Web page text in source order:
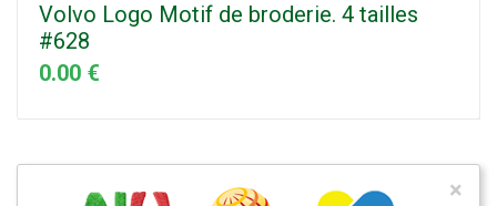
Volvo Logo Motif de broderie. 4 tailles
#628
0.00 €
×